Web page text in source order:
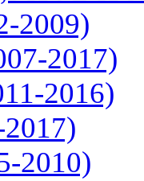
2009)
2017)
2016)
2010)